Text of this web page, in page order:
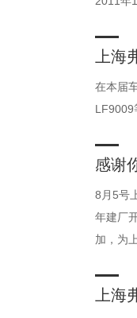
上海
在本届
LF9009
感谢
8月5号
年建厂
加，为
上